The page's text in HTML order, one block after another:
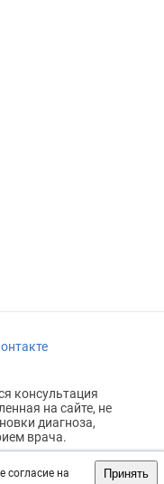
согласие на
Принять
консультация
на сайте, не
диагноза,
врача.